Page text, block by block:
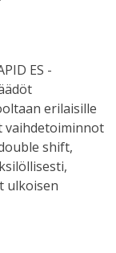
ES -
erilaisille
vaihdetoiminnot
shift,
ulkoisen